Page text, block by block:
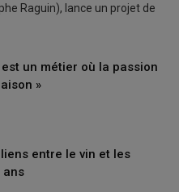
Raguin), lance un projet de
un métier où la passion
»
entre le vin et les
ans